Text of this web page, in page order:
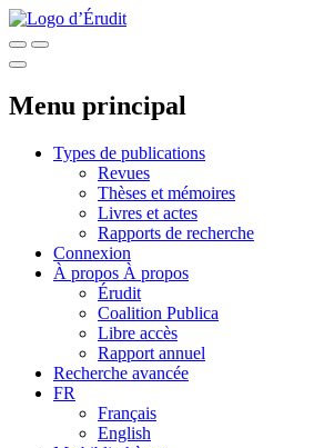
Menu principal
Types de publications
Revues
Thèses et mémoires
Livres et actes
Rapports de recherche
Connexion
À propos À propos
Érudit
Coalition Publica
Libre accès
Rapport annuel
Recherche avancée
FR
Français
English